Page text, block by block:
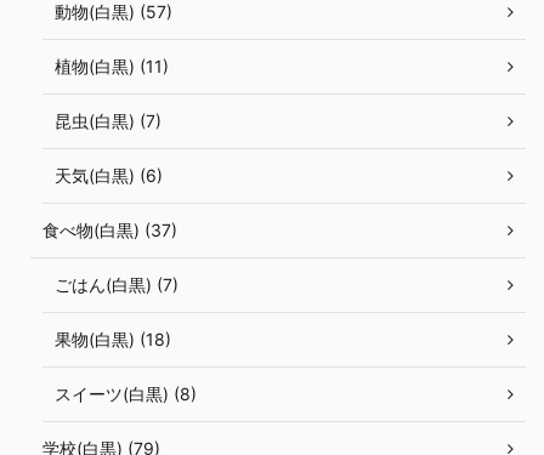
動物(白黒) (57)
植物(白黒) (11)
昆虫(白黒) (7)
天気(白黒) (6)
食べ物(白黒) (37)
ごはん(白黒) (7)
果物(白黒) (18)
スイーツ(白黒) (8)
学校(白黒) (79)